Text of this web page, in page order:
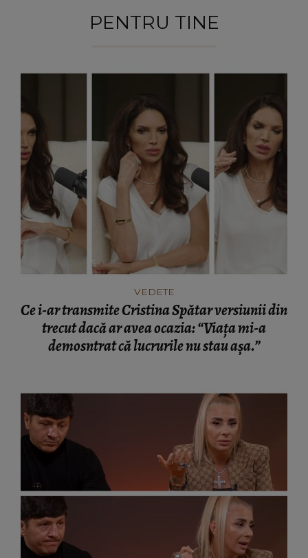
PENTRU TINE
VEDETE
Ce i-ar transmite Cristina Spătar versiunii din
trecut dacă ar avea ocazia: “Viața mi-a
demosntrat că lucrurile nu stau așa.”